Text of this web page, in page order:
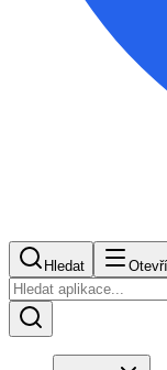
Hledat